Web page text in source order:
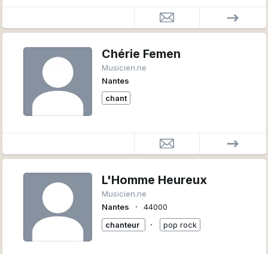
Chérie Femen
Musicien.ne
Nantes
chant
L'Homme Heureux
Musicien.ne
Nantes
∙
44000
chanteur
∙ pop rock